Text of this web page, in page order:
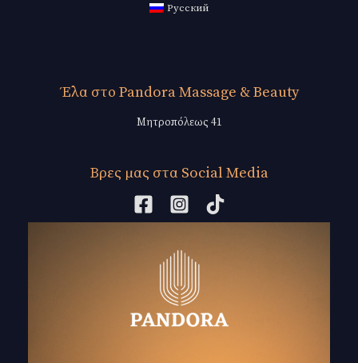
Русский
Έλα στο Pandora Massage & Beauty
Μητροπόλεως 41
Βρες μας στα Social Media